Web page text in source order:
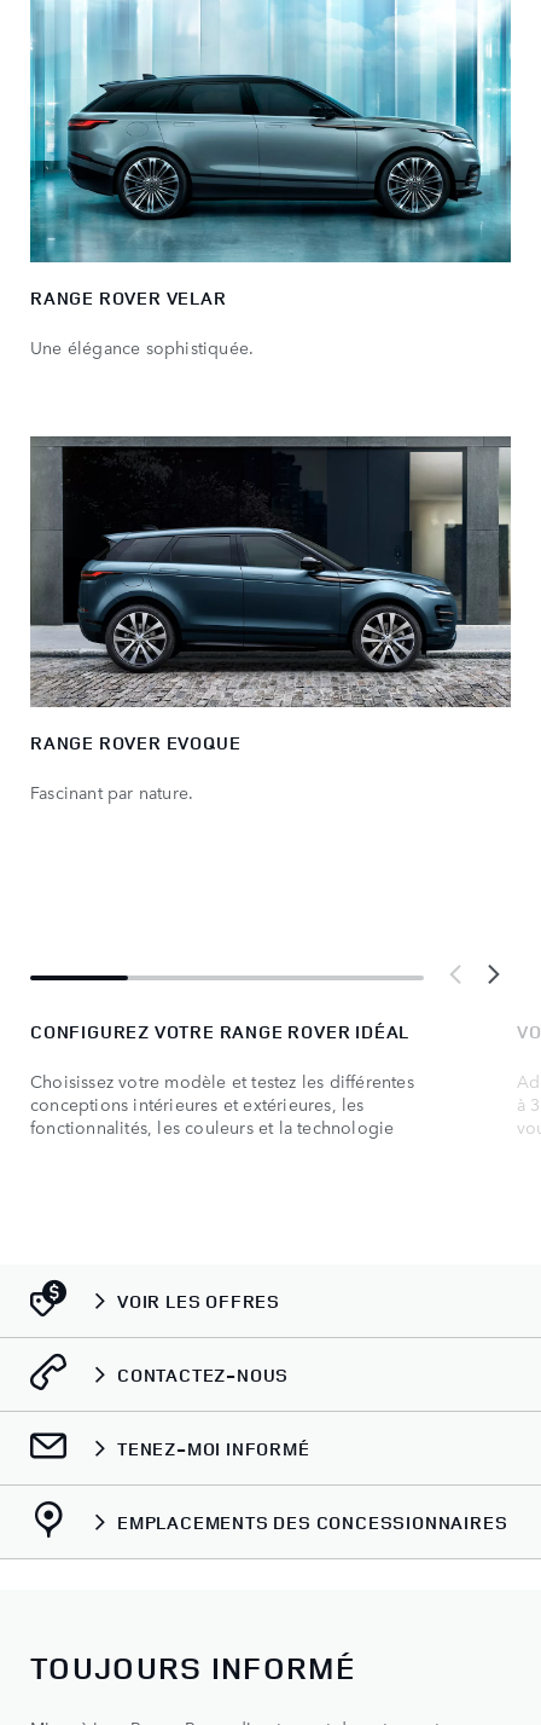
RANGE ROVER VELAR​
Une élégance sophistiquée.
RANGE ROVER EVOQUE
Fascinant par nature.
CONFIGUREZ VOTRE RANGE ROVER IDÉAL
Choisissez votre modèle et testez les différentes
conceptions intérieures et extérieures, les
fonctionnalités, les couleurs et la technologie
à
VOIR LES OFFRES
CONTACTEZ-NOUS
TENEZ-MOI INFORMÉ
EMPLACEMENTS DES CONCESSIONNAIRES
TOUJOURS INFORMÉ